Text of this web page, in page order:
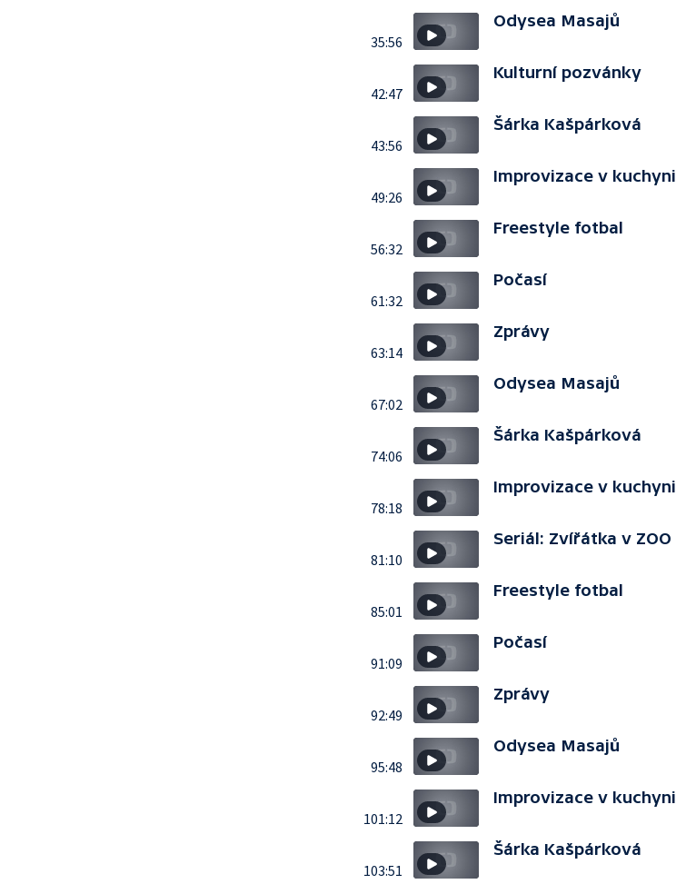
35:56
Odysea Masajů
42:47
Kulturní pozvánky
43:56
Šárka Kašpárková
49:26
Improvizace v kuchyni
56:32
Freestyle fotbal
61:32
Počasí
63:14
Zprávy
67:02
Odysea Masajů
74:06
Šárka Kašpárková
78:18
Improvizace v kuchyni
81:10
Seriál: Zvířátka v ZOO
85:01
Freestyle fotbal
91:09
Počasí
92:49
Zprávy
95:48
Odysea Masajů
101:12
Improvizace v kuchyni
103:51
Šárka Kašpárková